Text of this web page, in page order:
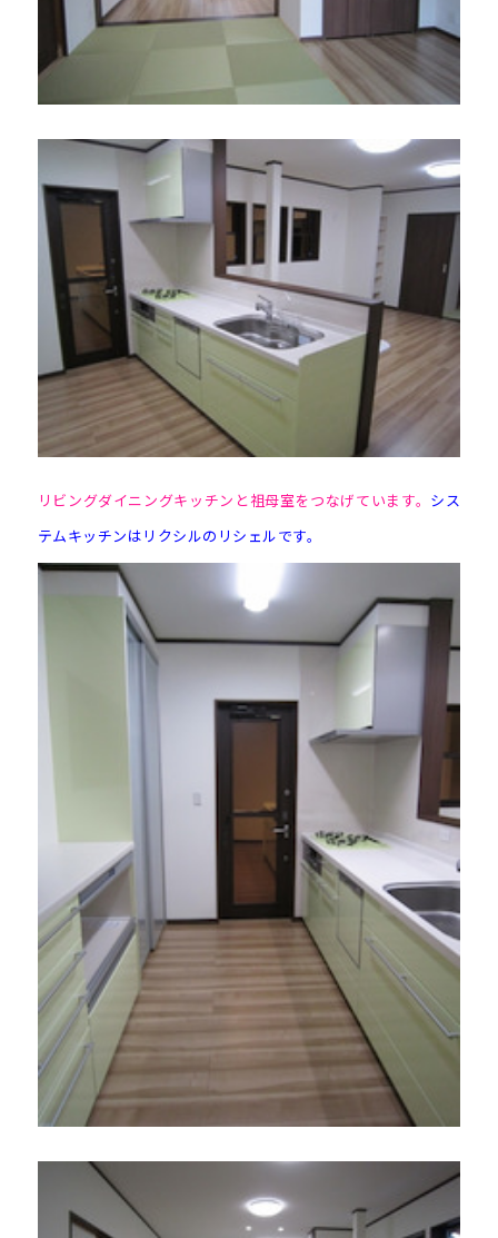
リビングダイニングキッチンと祖母室をつなげています。 シス
テムキッチンはリクシルのリシェルです。